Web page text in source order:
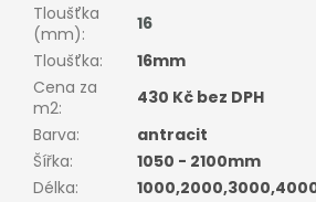
Tloušťka
(mm):
16
Tloušťka:
16mm
Cena za
m2:
430 Kč bez DPH
Barva:
antracit
Šířka:
1050 - 2100mm
Délka: